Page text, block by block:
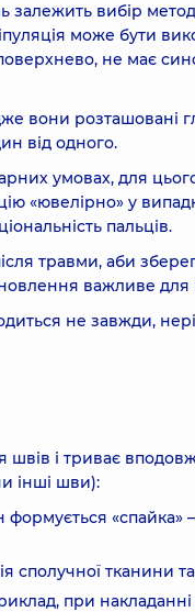
залежить вибір
може бути
не має
вони розташовані
від одного.
умовах, для
«ювелірно» у
пальців.
травми, аби
важливе для
не завжди,
швів і триває
інші шви):
«спайка»
сполучної тканини
при